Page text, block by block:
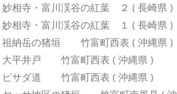
妙相寺・富川渓谷の紅葉 ２ ( 長崎県 )
妙相寺・富川渓谷の紅葉 １ ( 長崎県 )
祖納岳の猪垣 竹富町西表 ( 沖縄県 )
大平井戸 竹富町西表 ( 沖縄県 )
ピサダ道 竹富町西表 ( 沖縄県 )